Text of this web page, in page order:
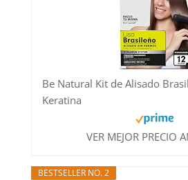
Be Natural Kit de Alisado
Keratina
VER MEJOR PRECIO
BESTSELLER NO. 2